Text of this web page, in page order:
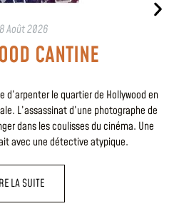
8 Août 2026
CANTINE
d’arpenter le quartier de Hollywood en
L’assassinat d’une photographe de
dans les coulisses du cinéma. Une
avec une détective atypique.
LA SUITE